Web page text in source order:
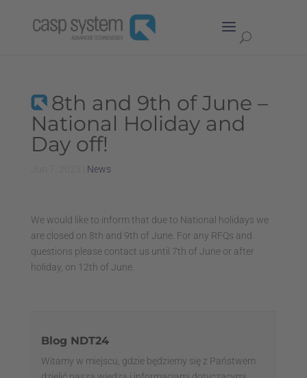
8th and 9th of June –
National Holiday and
Day off!
News
We would like to inform that due to National holidays we
are closed on 8th and 9th of June. For any RFQs and
questions please contact us until 7th of June or after
holiday, on 12th of June.
Blog NDT24
Witamy w miejscu, gdzie będziemy się z Państwem